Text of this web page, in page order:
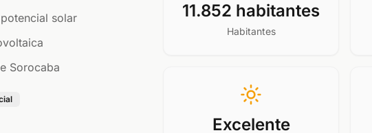
solar
Sorocaba
11.852 habitantes
Habitantes
Excelente